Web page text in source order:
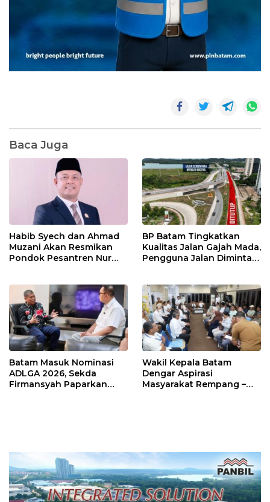
Baca Juga
Habib Syech dan Ahmad
Muzani Akan Resmikan
Pondok Pesantren Nur
BP Batam Tingkatkan
Kualitas Jalan Gajah Mada,
Pengguna Jalan Diminta
Batam Masuk Nominasi
ADLGA 2026, Sekda
Firmansyah Paparkan
Wakil Kepala Batam
Dengar Aspirasi
Masyarakat Rempang –